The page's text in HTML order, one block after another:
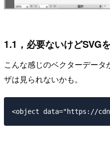
1.1，必要ないけどSVG
こんな感じのベクターデー
ザは見られないかも。